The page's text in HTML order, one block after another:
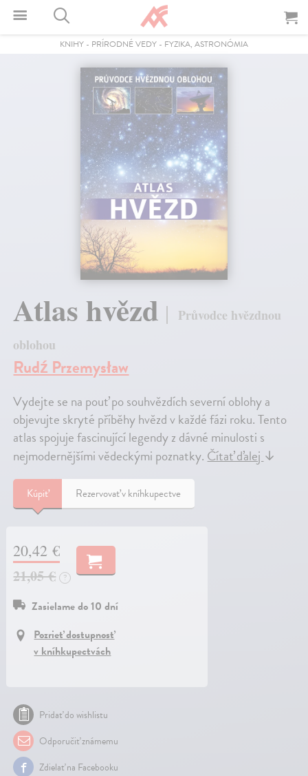
KNIHY - PRÍRODNÉ VEDY - FYZIKA, ASTRONÓMIA
Atlas hvězd
Průvodce hvězdnou
oblohou
Rudź Przemysław
Vydejte se na pouť po souhvězdích severní oblohy a
objevujte skryté příběhy hvězd v každé fázi roku. Tento
atlas spojuje fascinující legendy z dávné minulosti s
nejmodernějšími vědeckými poznatky. Čítať ďalej ↓
Kúpiť Rezervovať v kníhkupectve
20,42 €
21,05 €
?
Zasielame do 10 dní
Pozrieť dostupnosť
v kníhkupectvách
Pridať do wishlistu
Odporučiť známemu
Zdielať na Facebooku